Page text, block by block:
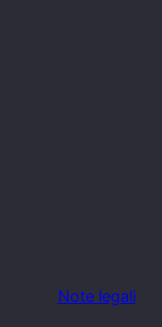
Note legali